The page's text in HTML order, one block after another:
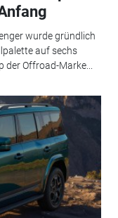
wurde gründlich
auf sechs
Offroad-Marke...